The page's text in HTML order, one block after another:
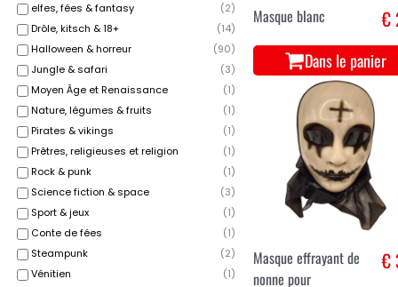
elfes, fées & fantasy (2)
Drôle, kitsch & 18+
(14)
Halloween & horreur
(90)
Jungle & safari
(3)
Moyen Âge et Renaissance
(1)
Nature, légumes & fruits
(1)
Pirates & vikings
(1)
Prêtres, religieuses et religion
(1)
Rock & punk
(1)
Science fiction & space
(3)
Sport & jeux
(1)
Conte de fées
(1)
Steampunk
(2)
Vénitien
(1)
Masque blanc €
Dans le panier
Masque effrayant de
nonne pour
€